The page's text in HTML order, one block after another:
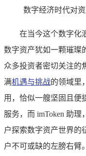
数字经济时代对资
在当今这个数字化
数字资产犹如一颗璀璨
众多投资者密切关注的
满机遇与挑战的领域里
用，恰似一艘坚固且便
服务，而 imToken 助
户探索数字资产世界的
户不可或缺的左膀右臂